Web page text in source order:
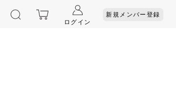
ログイン
新規メンバー登録